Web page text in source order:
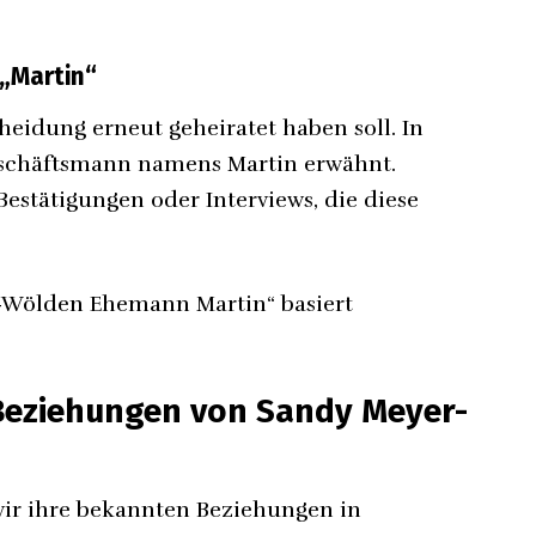
erneut geheiratet haben soll. In
namens Martin erwähnt.
oder Interviews, die diese
Ehemann Martin“ basiert
von Sandy Meyer-
ihre bekannten Beziehungen in